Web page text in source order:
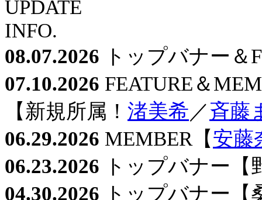
08.07.2026 トップバナー＆
07.10.2026 FEATURE＆
【新規所属！ 渚美希／⻫藤
06.29.2026 MEMBER【安藤
06.23.2026 トップバナー【
04.30.2026 トップバナー【